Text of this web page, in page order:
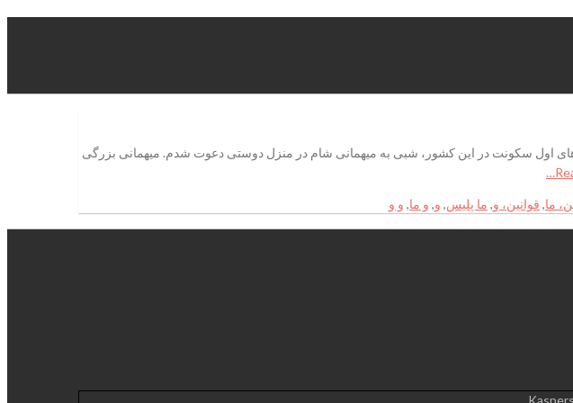
کرد که: در ماه‌های اول سکونت در این کشور، شبی به میهمانی شام در منزل دوستی دعوت شدم. میهمانی بزرگی
ما, قوانین، و, ما پلیس, و, و ما, و و